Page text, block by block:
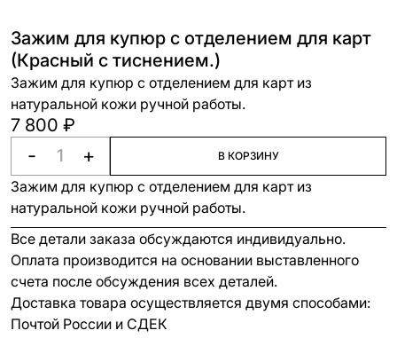
Зажим для купюр с отделением для карт
(Красный с тиснением.)
Зажим для купюр с отделением для карт из
натуральной кожи ручной работы.
7 800 ₽
- + В КОРЗИНУ
Зажим для купюр с отделением для карт из
натуральной кожи ручной работы.
Все детали заказа обсуждаются индивидуально.
Оплата производится на основании выставленного
счета после обсуждения всех деталей.
Доставка товара осуществляется двумя способами:
Почтой России и СДЕК